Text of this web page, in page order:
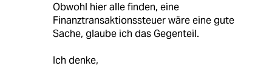
Obwohl hier alle finden, eine
Finanztransaktionssteuer wäre eine gute
Sache, glaube ich das Gegenteil.
Ich denke,